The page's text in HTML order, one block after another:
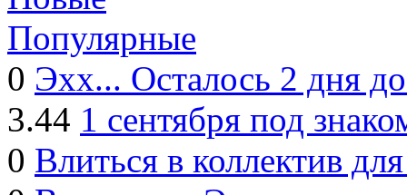
Популярные
0 Эхх... Осталось 2 дня
3.44 1 сентября под
0 Влиться в коллектив